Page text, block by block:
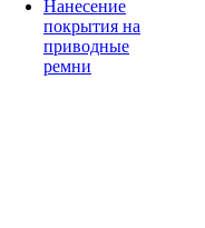
Нанесение
покрытия на
приводные
ремни